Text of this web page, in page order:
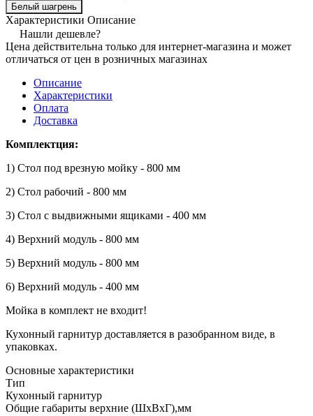
Белый шагрень
Характеристики Описание
Нашли дешевле?
Цена действительна только для интернет-магазина и может
отличаться от цен в розничных магазинах
Описание
Характеристики
Оплата
Доставка
Комплектция:
1) Стол под врезную мойку - 800 мм
2) Стол рабочий - 800 мм
3) Стол с выдвижными ящиками - 400 мм
4) Верхний модуль - 800 мм
5) Верхний модуль - 800 мм
6) Верхний модуль - 400 мм
Мойка в комплект не входит!
Кухонный гарнитур доставляется в разобранном виде, в
упаковках.
Основные характеристики
Тип
Кухонный гарнитур
Общие габариты верхние (ШхВхГ),мм